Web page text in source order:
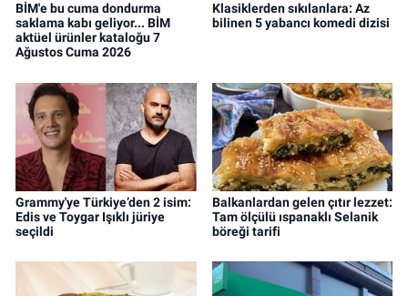
BİM'e bu cuma dondurma
saklama kabı geliyor... BİM
aktüel ürünler kataloğu 7
Ağustos Cuma 2026
Klasiklerden sıkılanlara: Az
bilinen 5 yabancı komedi dizisi
Grammy'ye Türkiye’den 2 isim:
Edis ve Toygar Işıklı jüriye
seçildi
Balkanlardan gelen çıtır lezzet:
Tam ölçülü ıspanaklı Selanik
böreği tarifi